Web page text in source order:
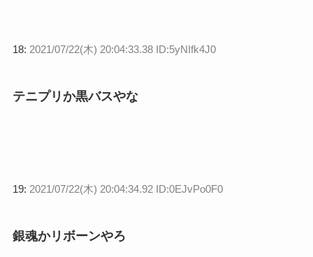
18: 2021/07/22(木) 20:04:33.38 ID:5yNIfk4J0
テニプリか黒バスやな
19: 2021/07/22(木) 20:04:34.92 ID:0EJvPo0F0
銀魂かリボーンやろ